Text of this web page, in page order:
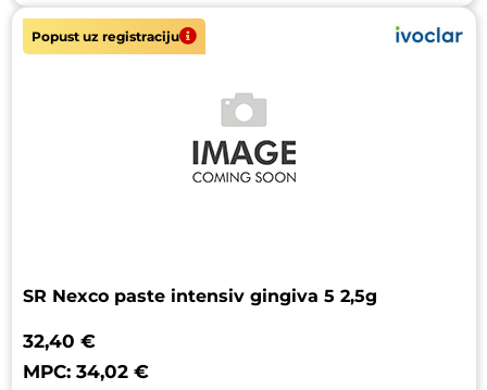
Popust uz registraciju
SR Nexco paste intensiv gingiva 5 2,5g
32,40 €
MPC: 34,02 €